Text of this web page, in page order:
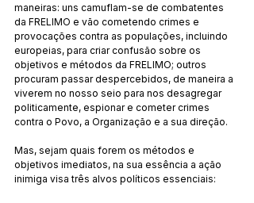
maneiras: uns camuflam-se de combatentes
da FRELIMO e vão cometendo crimes e
provocações contra as populações, incluindo
europeias, para criar confusão sobre os
objetivos e métodos da FRELIMO; outros
procuram passar despercebidos, de maneira a
viverem no nosso seio para nos desagregar
politicamente, espionar e cometer crimes
contra o Povo, a Organização e a sua direção.
Mas, sejam quais forem os métodos e
objetivos imediatos, na sua essência a ação
inimiga visa três alvos políticos essenciais: